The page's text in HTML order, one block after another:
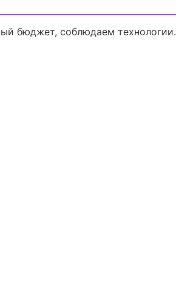
бюджет, соблюдаем технологии.